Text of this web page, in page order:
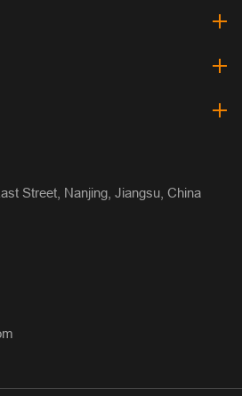
Street, Nanjing, Jiangsu, China